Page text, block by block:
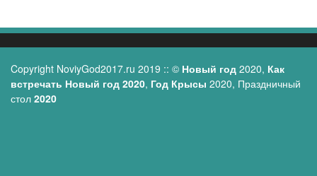
Copyright NoviyGod2017.ru 2019 :: © Новый год 2020, Как
встречать Новый год 2020, Год Крысы 2020, Праздничный
стол 2020